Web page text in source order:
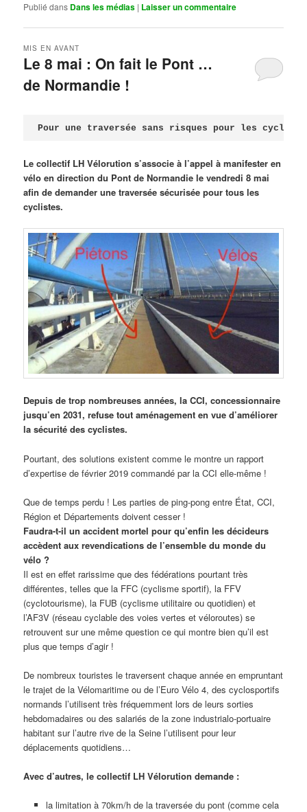
Publié dans Dans les médias | Laisser un commentaire
Le 8 mai : On fait le Pont …
de Normandie !
MIS EN AVANT
Pour une traversée sans risques pour les
Le collectif LH Vélorution s’associe à l’appel à manifester en
vélo en direction du Pont de Normandie le vendredi 8 mai
afin de demander une traversée sécurisée pour tous les
cyclistes.
Depuis de trop nombreuses années, la CCI, concessionnaire
jusqu’en 2031, refuse tout aménagement en vue d’améliorer
la sécurité des cyclistes.
Pourtant, des solutions existent comme le montre un rapport
d’expertise de février 2019 commandé par la CCI elle-même !
Que de temps perdu ! Les parties de ping-pong entre État, CCI,
Région et Départements doivent cesser !
Faudra-t-il un accident mortel pour qu’enfin les décideurs
accèdent aux revendications de l’ensemble du monde du
vélo ?
Il est en effet rarissime que des fédérations pourtant très
différentes, telles que la FFC (cyclisme sportif), la FFV
(cyclotourisme), la FUB (cyclisme utilitaire ou quotidien) et
l’AF3V (réseau cyclable des voies vertes et véloroutes) se
retrouvent sur une même question ce qui montre bien qu’il est
plus que temps d’agir !
De nombreux touristes le traversent chaque année en empruntant
le trajet de la Vélomaritime ou de l’Euro Vélo 4, des cyclosportifs
normands l’utilisent très fréquemment lors de leurs sorties
hebdomadaires ou des salariés de la zone industrialo-portuaire
habitant sur l’autre rive de la Seine l’utilisent pour leur
déplacements quotidiens…
Avec d’autres, le collectif LH Vélorution demande :
la limitation à 70km/h de la traversée du pont (comme cela